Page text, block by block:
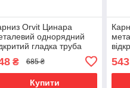
Orvit Цинара
однорядний
гладка труба
металеве Мідь 16
120 см (00-00019482)
₴ 685 ₴
Купити
мм
543